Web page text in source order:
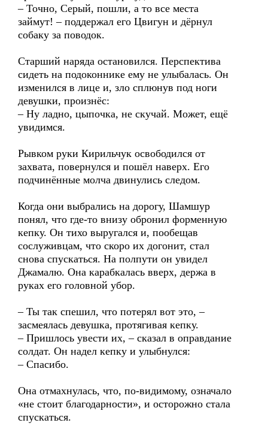
– Точно, Серый, пошли, а то все места
займут! – поддержал его Цвигун и дёрнул
собаку за поводок.
Старший наряда остановился. Перспектива
сидеть на подоконнике ему не улыбалась. Он
изменился в лице и, зло сплюнув под ноги
девушки, произнёс:
– Ну ладно, цыпочка, не скучай. Может, ещё
увидимся.
Рывком руки Кирильчук освободился от
захвата, повернулся и пошёл наверх. Его
подчинённые молча двинулись следом.
Когда они выбрались на дорогу, Шамшур
понял, что где-то внизу обронил форменную
кепку. Он тихо выругался и, пообещав
сослуживцам, что скоро их догонит, стал
снова спускаться. На полпути он увидел
Джамалю. Она карабкалась вверх, держа в
руках его головной убор.
– Ты так спешил, что потерял вот это, –
засмеялась девушка, протягивая кепку.
– Пришлось увести их, – сказал в оправдание
солдат. Он надел кепку и улыбнулся:
– Спасибо.
Она отмахнулась, что, по-видимому, означало
«не стоит благодарности», и осторожно стала
спускаться.